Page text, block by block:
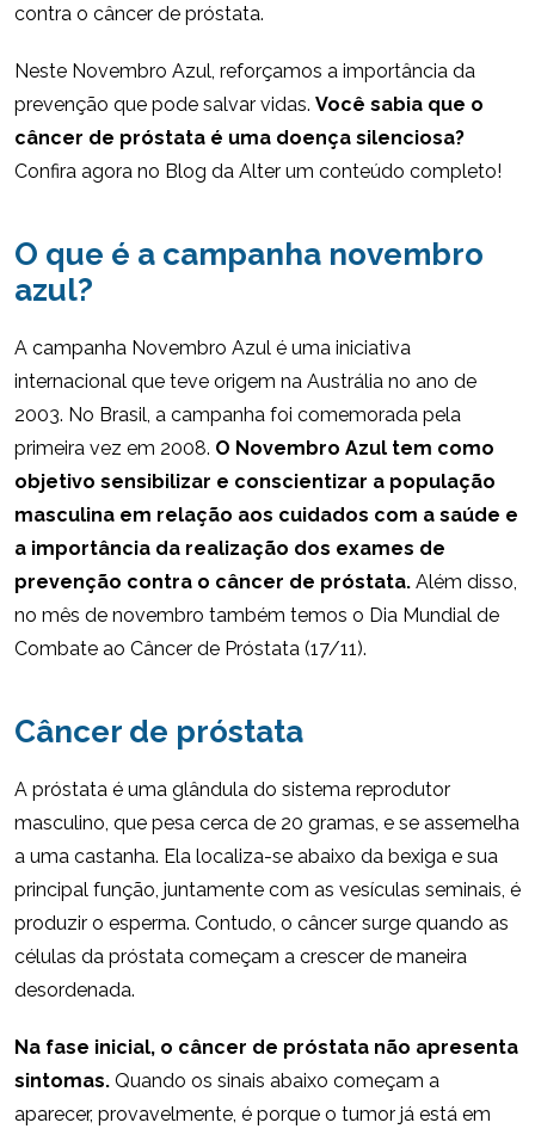
contra o câncer de próstata.
Neste Novembro Azul, reforçamos a importância da
prevenção que pode salvar vidas. Você sabia que o
câncer de próstata é uma doença silenciosa?
Confira agora no Blog da Alter um conteúdo completo!
O que é a campanha novembro
azul?
A campanha Novembro Azul é uma iniciativa
internacional que teve origem na Austrália no ano de
2003. No Brasil, a campanha foi comemorada pela
primeira vez em 2008. O Novembro Azul tem como
objetivo sensibilizar e conscientizar a população
masculina em relação aos cuidados com a saúde e
a importância da realização dos exames de
prevenção contra o câncer de próstata. Além disso,
no mês de novembro também temos o Dia Mundial de
Combate ao Câncer de Próstata (17/11).
Câncer de próstata
A próstata é uma glândula do sistema reprodutor
masculino, que pesa cerca de 20 gramas, e se assemelha
a uma castanha. Ela localiza-se abaixo da bexiga e sua
principal função, juntamente com as vesículas seminais, é
produzir o esperma. Contudo, o câncer surge quando as
células da próstata começam a crescer de maneira
desordenada.
Na fase inicial, o câncer de próstata não apresenta
sintomas. Quando os sinais abaixo começam a
aparecer, provavelmente, é porque o tumor já está em